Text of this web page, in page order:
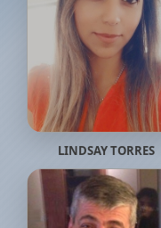
LINDSAY TORRES